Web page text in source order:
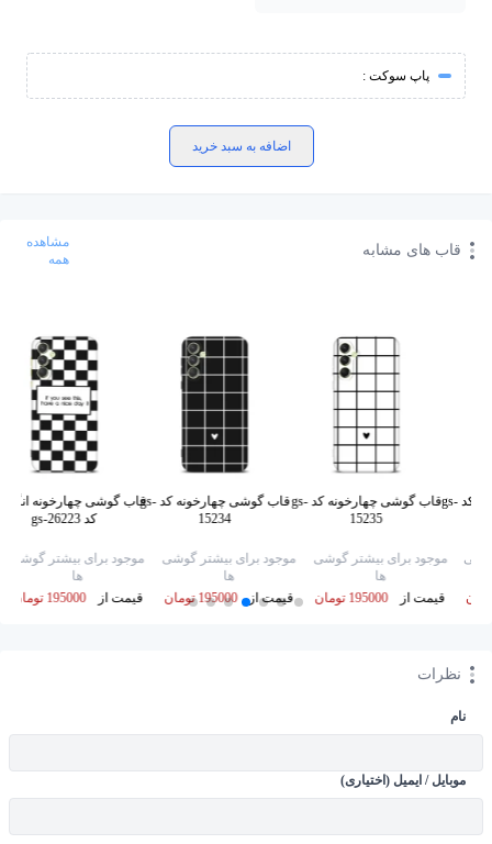
پاپ سوکت :
اضافه به سبد خرید
قاب های مشابه
مشاهده
همه
قاب گوشی چهارخونه کد gs-
قاب گوشی چهارخونه کد gs-
15235
موجود برای بیشتر گوشی
ها
قیمت از
195000 تومان
قاب گوشی چهارخونه کد gs-
15234
موجود برای بیشتر گوشی
ها
قیمت از
195000 تومان
قاب گوشی چهارخونه
کد gs-26223
موجود برای بیشتر گوشی
ها
قیمت از
195000 تومان
نظرات
نام
موبایل / ایمیل (اختیاری)